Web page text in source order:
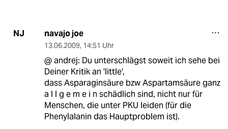
NJ navajo joe
13.06.2009, 14:51 Uhr
@ andrej: Du unterschlägst soweit ich sehe bei
Deiner Kritik an 'little',
dass Asparaginsäure bzw Aspartamsäure ganz
a l l g e m e i n schädlich sind, nicht nur für
Menschen, die unter PKU leiden (für die
Phenylalanin das Hauptproblem ist).